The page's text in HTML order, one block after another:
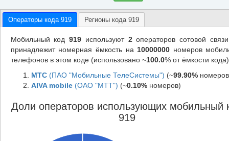
Операторы кода 919 Регионы кода 919
Мобильный код919 используют 2операторов сотовой
принадлежит номерная ёмкость на 10000000 номеров
телефонов в этом коде (использовано ~100.0% от ёмкости
МТС(ПАО "Мобильные ТелеСистемы") (~99.90%
AIVA mobile(ОАО "МТТ") (~0.10%номеров)
Доли операторов использующих мобильный
919